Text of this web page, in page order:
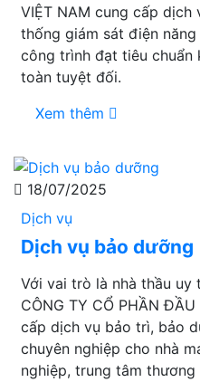
VIỆT NAM cung cấp
thống giám sát điện
công trình đạt tiêu chuẩn
toàn tuyệt đối.
Xem thêm
18/07/2025
Dịch vụ
Dịch vụ bảo dưỡng
Với vai trò là nhà thầu
CÔNG TY CỔ PHẦN
cấp dịch vụ bảo trì, bảo
chuyên nghiệp cho nhà
nghiệp, trung tâm